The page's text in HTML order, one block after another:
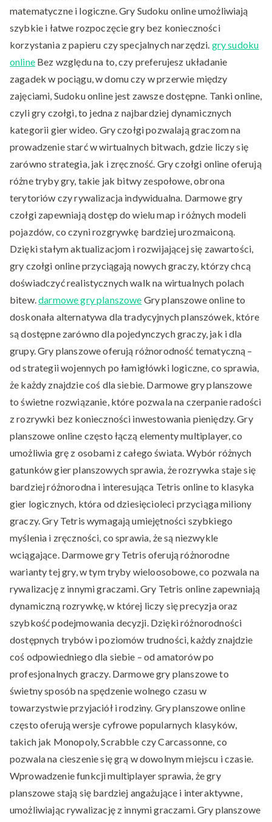
matematyczne i logiczne. Gry Sudoku online umożliwiają
szybkie i łatwe rozpoczęcie gry bez konieczności
korzystania z papieru czy specjalnych narzędzi. gry sudoku
onlineBez względu na to, czy preferujesz układanie
zagadek w pociągu, w domu czy w przerwie między
zajęciami, Sudoku online jest zawsze dostępne. Tanki online,
czyli gry czołgi, to jedna z najbardziej dynamicznych
kategorii gier wideo. Gry czołgi pozwalają graczom na
prowadzenie starć w wirtualnych bitwach, gdzie liczy się
zarówno strategia, jak i zręczność. Gry czołgi online oferują
różne tryby gry, takie jak bitwy zespołowe, obrona
terytoriów czy rywalizacja indywidualna. Darmowe gry
czołgi zapewniają dostęp do wielu map i różnych modeli
pojazdów, co czyni rozgrywkę bardziej urozmaiconą.
Dzięki stałym aktualizacjom i rozwijającej się zawartości,
gry czołgi online przyciągają nowych graczy, którzy chcą
doświadczyć realistycznych walk na wirtualnych polach
bitew.darmowe gry planszowe Gry planszowe online to
doskonała alternatywa dla tradycyjnych planszówek, które
są dostępne zarówno dla pojedynczych graczy, jak i dla
grupy. Gry planszowe oferują różnorodność tematyczną –
od strategii wojennych po łamigłówki logiczne, co sprawia,
że każdy znajdzie coś dla siebie. Darmowe gry planszowe
to świetne rozwiązanie, które pozwala na czerpanie radości
z rozrywki bez konieczności inwestowania pieniędzy. Gry
planszowe online często łączą elementy multiplayer, co
umożliwia grę z osobami z całego świata. Wybór różnych
gatunków gier planszowych sprawia, że rozrywka staje się
bardziej różnorodna i interesująca Tetris online to klasyka
gier logicznych, która od dziesięcioleci przyciąga miliony
graczy. Gry Tetris wymagają umiejętności szybkiego
myślenia i zręczności, co sprawia, że są niezwykle
wciągające. Darmowe gry Tetris oferują różnorodne
warianty tej gry, w tym tryby wieloosobowe, co pozwala na
rywalizację z innymi graczami. Gry Tetris online zapewniają
dynamiczną rozrywkę, w której liczy się precyzja oraz
szybkość podejmowania decyzji. Dzięki różnorodności
dostępnych trybów i poziomów trudności, każdy znajdzie
coś odpowiedniego dla siebie – od amatorów po
profesjonalnych graczy. Darmowe gry planszowe to
świetny sposób na spędzenie wolnego czasu w
towarzystwie przyjaciół i rodziny. Gry planszowe online
często oferują wersje cyfrowe popularnych klasyków,
takich jak Monopoly, Scrabble czy Carcassonne, co
pozwala na cieszenie się grą w dowolnym miejscu i czasie.
Wprowadzenie funkcji multiplayer sprawia, że gry
planszowe stają się bardziej angażujące i interaktywne,
umożliwiając rywalizację z innymi graczami. Gry planszowe